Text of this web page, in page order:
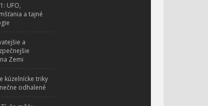
UFO,
a tajné
a
Zemi
kúzelnícke triky
odhalené